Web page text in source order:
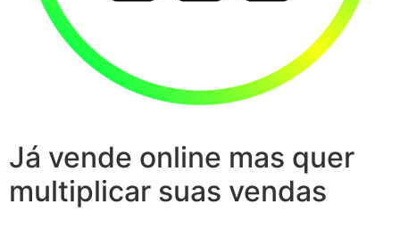
Já vende online mas quer
multiplicar suas vendas